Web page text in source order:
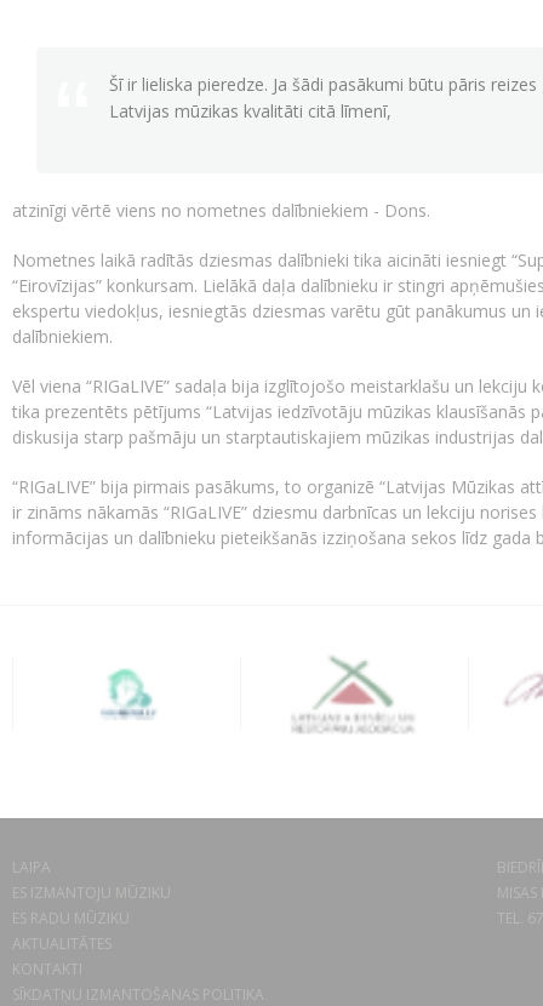
Šī ir lieliska pieredze. Ja šādi pasākumi būtu pāris
Latvijas mūzikas kvalitāti citā līmenī,
atzinīgi vērtē viens no nometnes dalībniekiem - Dons.
Nometnes laikā radītās dziesmas dalībnieki tika aicināti iesniegt
“Eirovīzijas” konkursam. Lielākā daļa dalībnieku ir stingri
ekspertu viedokļus, iesniegtās dziesmas varētu gūt panākumus un
dalībniekiem.
Vēl viena “RIGaLIVE” sadaļa bija izglītojošo meistarklašu un
tika prezentēts pētījums “Latvijas iedzīvotāju mūzikas klausīšanās
diskusija starp pašmāju un starptautiskajiem mūzikas industrijas
“RIGaLIVE” bija pirmais pasākums, to organizē “Latvijas Mūzikas
ir zināms nākamās “RIGaLIVE” dziesmu darbnīcas un lekciju
informācijas un dalībnieku pieteikšanās izziņošana sekos līdz gada
LAIPA
ES IZMANTOJU MŪZIKU
ES RADU MŪZIKU
AKTUALITĀTES
KONTAKTI
SĪKDATŅU IZMANTOŠANAS POLITIKA
TEL.